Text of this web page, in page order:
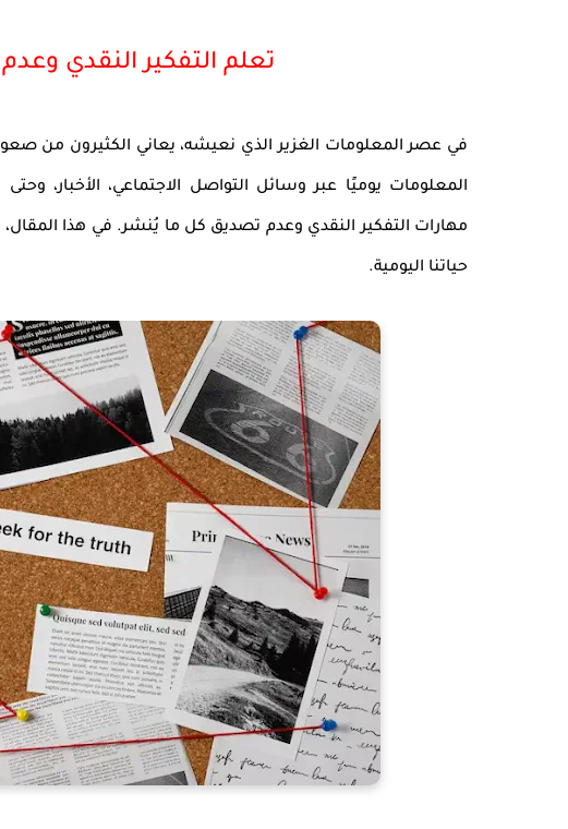
تعلم التفكير النقدي
في عصر المعلومات الغزير الذي نعيشه، يعاني الكثيرون من
المعلومات يوميًا عبر وسائل التواصل الاجتماعي، الأخبار،
مهارات التفكير النقدي وعدم تصديق كل ما يُنشر. في هذا المقال،
حياتنا اليومية.